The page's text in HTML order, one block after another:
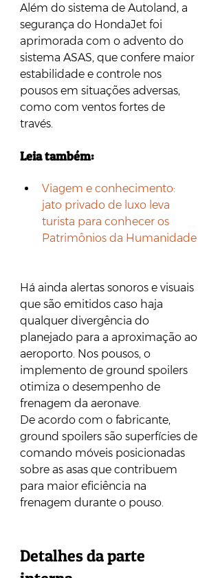
Além do sistema de Autoland, a
segurança do HondaJet foi
aprimorada com o advento do
sistema ASAS, que confere maior
estabilidade e controle nos
pousos em situações adversas,
como com ventos fortes de
través.
Leia também:
Viagem e conhecimento:
jato privado de luxo leva
turista para conhecer os
Patrimônios da Humanidade
Há ainda alertas sonoros e visuais
que são emitidos caso haja
qualquer divergência do
planejado para a aproximação ao
aeroporto. Nos pousos, o
implemento de ground spoilers
otimiza o desempenho de
frenagem da aeronave.
De acordo com o fabricante,
ground spoilers são superfícies de
comando móveis posicionadas
sobre as asas que contribuem
para maior eficiência na
frenagem durante o pouso.
Detalhes da parte